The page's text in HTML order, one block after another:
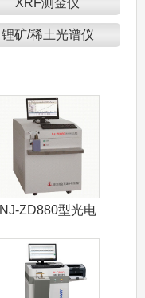
XRF测金仪
锂矿/稀土光谱仪
NJ-ZD880型光电